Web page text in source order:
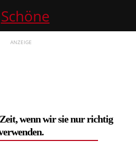
ANZEIGE
wenn wir sie nur richtig